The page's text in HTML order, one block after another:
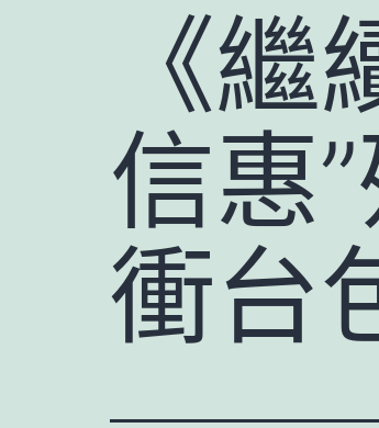
《
信惠
衝台